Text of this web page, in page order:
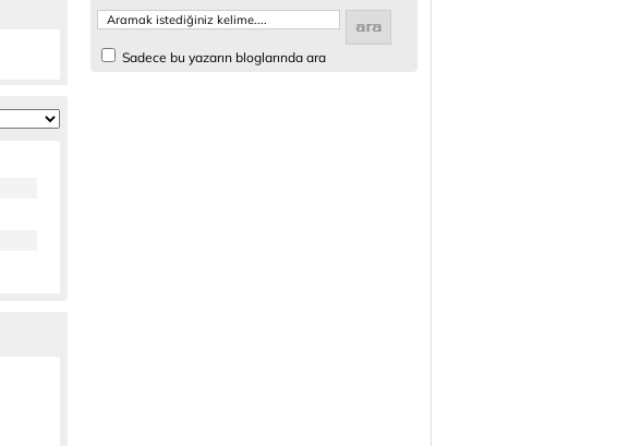
Sadece bu yazarın bloglarında ara